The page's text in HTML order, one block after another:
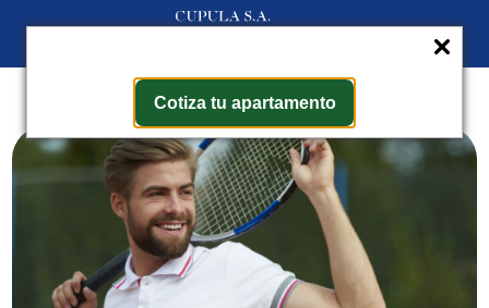
Cotiza tu apartamento